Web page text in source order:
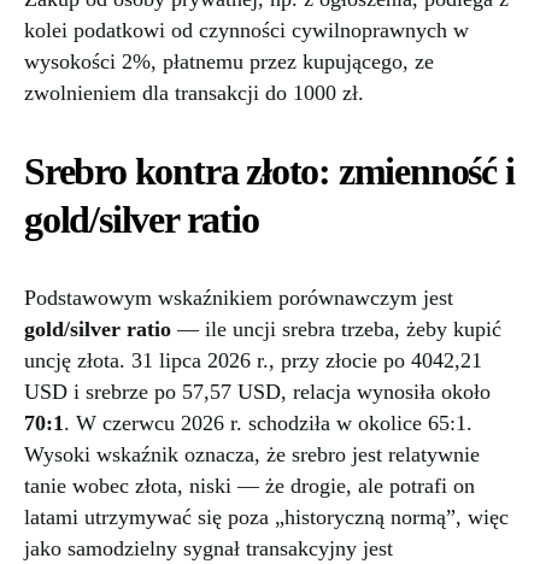
kolei podatkowi od czynności cywilnoprawnych w
wysokości 2%, płatnemu przez kupującego, ze
zwolnieniem dla transakcji do 1000 zł.
Srebro kontra złoto: zmienność i
gold/silver ratio
Podstawowym wskaźnikiem porównawczym jest
gold/silver ratio — ile uncji srebra trzeba, żeby kupić
uncję złota. 31 lipca 2026 r., przy złocie po 4042,21
USD i srebrze po 57,57 USD, relacja wynosiła około
70:1. W czerwcu 2026 r. schodziła w okolice 65:1.
Wysoki wskaźnik oznacza, że srebro jest relatywnie
tanie wobec złota, niski — że drogie, ale potrafi on
latami utrzymywać się poza „historyczną normą”, więc
jako samodzielny sygnał transakcyjny jest